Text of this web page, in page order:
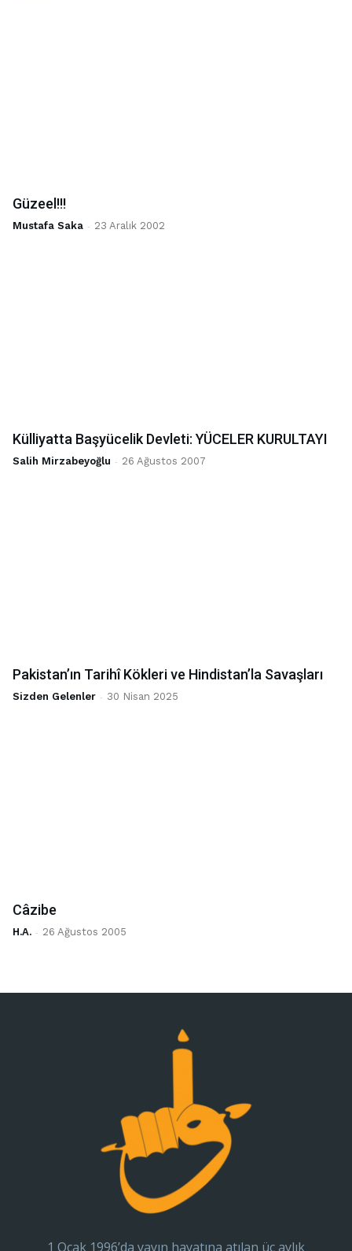
Güzeel!!!
Mustafa Saka - 23 Aralık 2002
Külliyatta Başyücelik Devleti: YÜCELER KURULTAYI
Salih Mirzabeyoğlu - 26 Ağustos 2007
Pakistan’ın Tarihî Kökleri ve Hindistan’la Savaşları
Sizden Gelenler - 30 Nisan 2025
Câzibe
H.A. - 26 Ağustos 2005
1 Ocak 1996’da yayın hayatına atılan üç aylık